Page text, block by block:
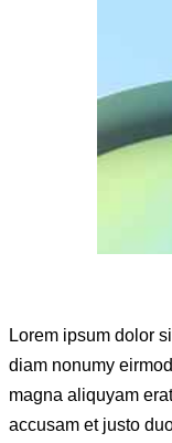
Lorem ipsum dolor
diam nonumy
magna aliquyam
accusam et justo